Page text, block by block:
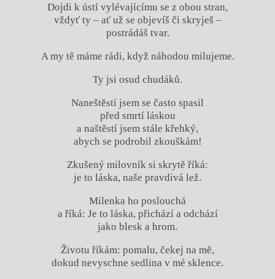
Dojdi k ústí vylévajícímu se z obou stran,
vždyť ty – ať už se objevíš či skryješ –
postrádáš tvar.
A my tě máme rádi, když náhodou milujeme.
Ty jsi osud chudáků.
Naneštěstí jsem se často spasil
před smrtí láskou
a naštěstí jsem stále křehký,
abych se podrobil zkouškám!
Zkušený milovník si skrytě říká:
je to láska, naše pravdivá lež.
Milenka ho poslouchá
a říká: Je to láska, přichází a odchází
jako blesk a hrom.
Životu říkám: pomalu, čekej na mě,
dokud nevyschne sedlina v mé sklence.